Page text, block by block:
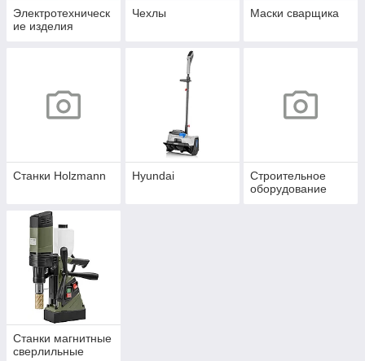
Электротехническ
ие изделия
Чехлы Маски сварщика
Станки Holzmann Hyundai
Строительное
оборудование
Станки магнитные
сверлильные